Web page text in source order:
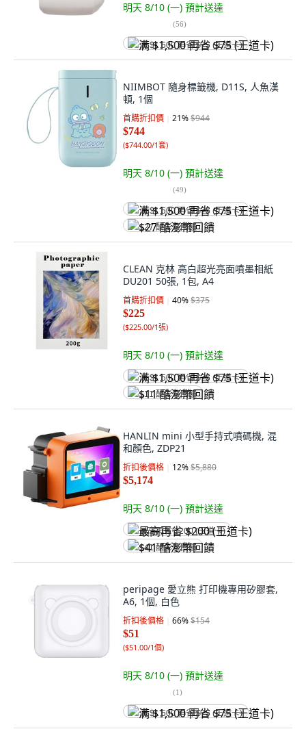
明天 8/10 (一) 預計送達
(56)
满 $1,500 再省 $75 (王道卡)
NIIMBOT 隨身標籤機, D11S, 人魚漢
頓, 1個
首購折扣價 21%$944
$744
($744.00/1套)
明天 8/10 (一) 預計送達
(49)
满 $1,500 再省 $75 (王道卡)
$27 酷澎幣回饋
CLEAN 克林 高白超光亮面噴墨相紙
DU201 50張, 1包, A4
首購折扣價 40%$375
$225
($225.00/1張)
明天 8/10 (一) 預計送達
满 $1,500 再省 $75 (王道卡)
$11 酷澎幣回饋
HANLIN mini 小型手持式噴碼機, 混
和顏色, ZDP21
折扣後價格 12%$5,880
$5,174
明天 8/10 (一) 預計送達
最高再省 $200 (王道卡)
$41 酷澎幣回饋
peripage 愛立熊 打印機專用矽膠套,
A6, 1個, 白色
折扣後價格 66%$154
$51
($51.00/1個)
明天 8/10 (一) 預計送達
(1)
满 $1,500 再省 $75 (王道卡)